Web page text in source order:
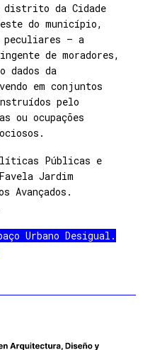
distrito da Cidade
do município,
peculiares – a
de moradores,
dados da
em conjuntos
pelo
ou ocupações
Públicas e
Jardim
Avançados.
Urbano Desigual.